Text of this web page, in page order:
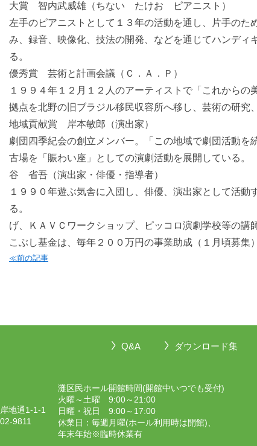
大賞 智内武威雄（ちない たけお ピアニスト）
左手のピアニストとして１３年の活動を通し、片手のた
み、録音、映像化、技法の開発、などを通じてハンディ
る。
優秀賞 芸術と計画会議（Ｃ．Ａ．Ｐ）
１９９４年１２月１２人のアーティストで「これから
拠点を北野の旧ブラジル移民収容所へ移し、芸術の研究
地域貢献賞 岸本敏郎（演出家）
劇団四季紀会の創立メンバー。「この地域で劇団活動
古場を「賑わい座」としての演劇活動を展開している。
谷 省吾（演出家・俳優・指導者）
１９９０年遊ぶ気舎に入団し、俳優、演出家として活動
る。 １９９７年「いる
げ、ＫＡＶＣワークショップ、ピッコロ演劇学校等の講
こぶし基金は、毎年２００万円の事業助成（１月頃募集
≪前の記事
Q&A ダウンロード集
地通1-1-1
9811
灘区民ホール開館時間(開館中いつでも受付)
火曜～土曜 9:00～21:00
日曜・祝日 9:00～17:00
休業日：毎週月曜(ホール利用時は開館)、
年末年始※臨時休業有